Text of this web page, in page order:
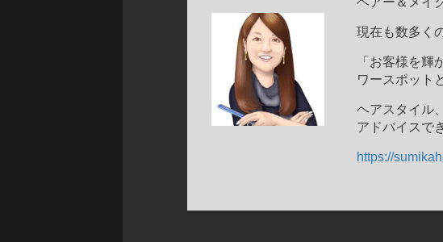
現在も数多く
「お客様を
ワースポット
ヘアスタイル
アドバイスで
https://